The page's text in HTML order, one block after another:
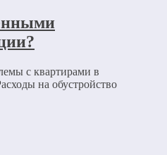
с квартирами в
на обустройство